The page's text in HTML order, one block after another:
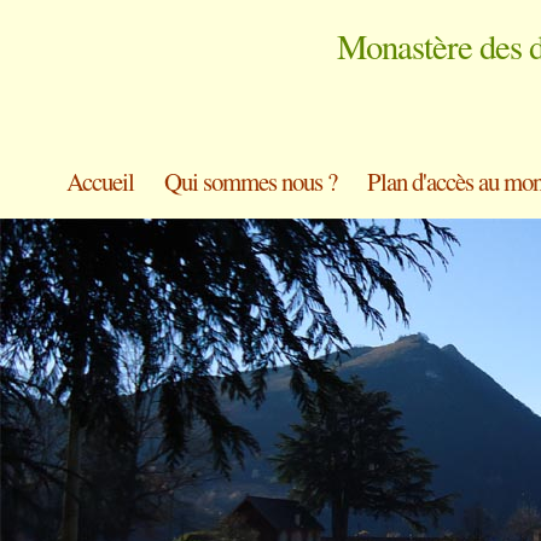
Monastère des
Accueil Qui sommes nous ? Plan d'accès au